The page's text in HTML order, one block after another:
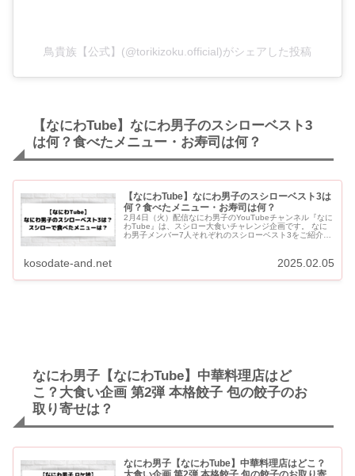
鳥貴族【公式】(@torikizoku.official)がシェアした投稿
【なにわTube】なにわ男子のスシローベスト3
は何？食べたメニュー・お寿司は何？
【なにわTube】なにわ男子のスシローベスト3は
何？食べたメニュー・お寿司は何？
2月4日（火）配信なにわ男子のYouTubeチャンネル『なに
わTube』は、スシロー大食いチャレンジ企画です。 なに
わ男子メンバー7人それぞれのスシローベスト3をご紹介し
kosodate-and.net 2025.02.05
なにわ男子【なにわTube】中華料理店はど
こ？大食い企画 第2弾 本格餃子 包の餃子のお
取り寄せは？
なにわ男子【なにわTube】中華料理店はどこ？